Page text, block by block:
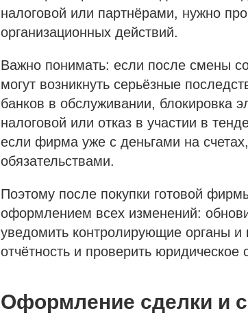
налоговой или партнёрами, нужно
организационных действий.
Важно понимать: если после смены
могут возникнуть серьёзные
банков в обслуживании, блокировка
налоговой или отказ в участии в
если фирма уже с деньгами на
обязательствами.
Поэтому после покупки готовой
оформлением всех изменений:
уведомить контролирующие органы и
отчётность и проверить юридическое
Оформление сделки и